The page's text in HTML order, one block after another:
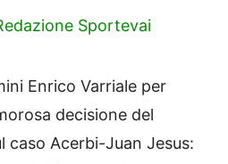
Sportevai
Enrico Varriale per
decisione del
caso Acerbi-Juan Jesus: